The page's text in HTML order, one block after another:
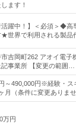
ます！
活躍中！】＜必須＞◆
世界で利用される製品
吉岡町262 アオイ電子
記事業所 【変更の範囲…
～490,000円※経験・
月（条件に変更ありませ
万円